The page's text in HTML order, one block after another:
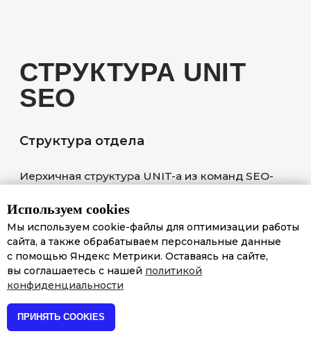
Используем cookies
Мы используем cookie-файлы для оптимизации работы
сайта, а также обрабатываем персональные данные
с помощью Яндекс Метрики. Оставаясь на сайте,
вы соглашаетесь с нашей политикой
конфиденциальности
ПРИНЯТЬ COOKIES